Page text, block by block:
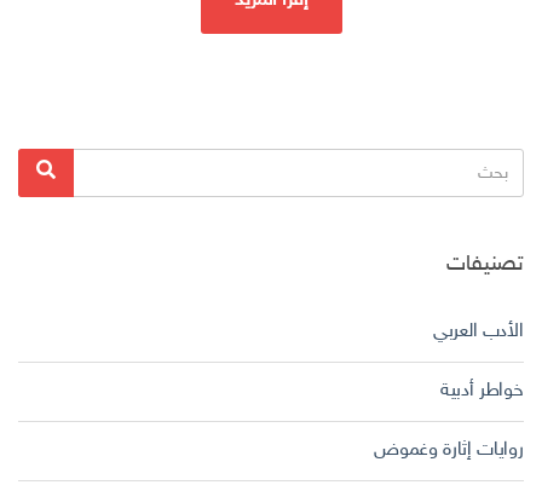
البحث
عن:
بحث
تصنيفات
الأدب العربي
خواطر أدبية
روايات إثارة وغموض